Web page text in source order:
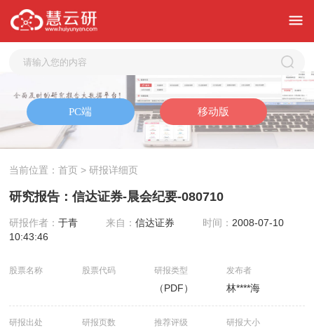
当前位置：首页 > 研报详细页
研究报告：信达证券-晨会纪要-080710
研报作者：于青 来自：信达证券 时间： 2008-07-10
10:43:46
股票名称 股票代码 研报类型
（PDF）
发布者
林****海
研报出处 研报页数 推荐评级 研报大小